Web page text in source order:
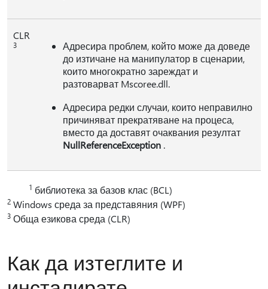
CLR
3
Адресира проблем, който може да доведе
до изтичане на манипулатор в сценарии,
които многократно зареждат и
разтоварват Mscoree.dll.
Адресира редки случаи, които неправилно
причиняват прекратяване на процеса,
вместо да доставят очаквания резултат
NullReferenceException .
1 библиотека за базов клас (BCL)
2 Windows среда за представяния (WPF)
3 Обща езикова среда (CLR)
Как да изтеглите и